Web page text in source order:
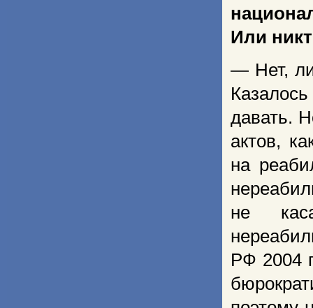
Или
— Нет,
давать.
актов,
на
не
РФ 2004